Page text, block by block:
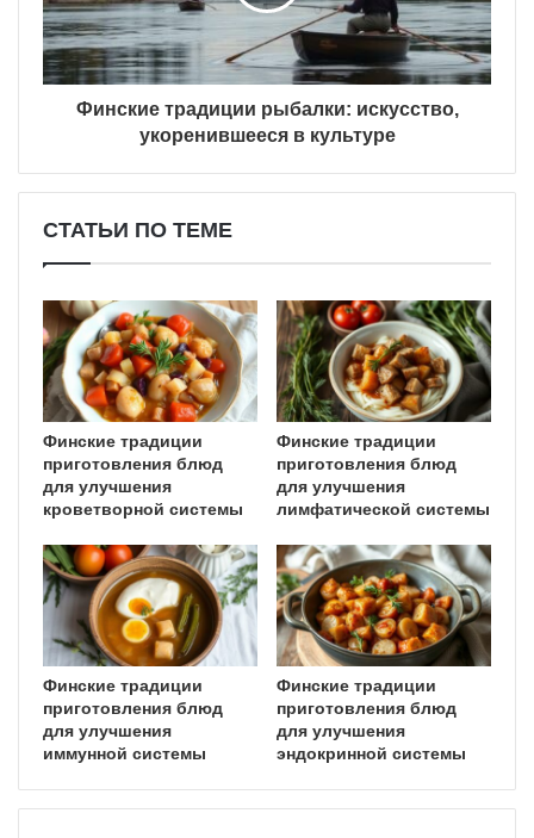
Финские традиции рыбалки: искусство,
укоренившееся в культуре
СТАТЬИ ПО ТЕМЕ
Финские традиции
приготовления блюд
для улучшения
кроветворной системы
Финские традиции
приготовления блюд
для улучшения
лимфатической системы
Финские традиции
приготовления блюд
для улучшения
иммунной системы
Финские традиции
приготовления блюд
для улучшения
эндокринной системы